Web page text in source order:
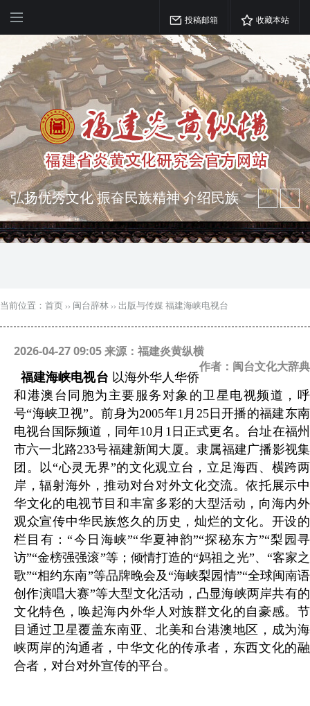
投稿邮箱 收藏本站
弘扬优秀文化 振奋民族精神 介绍民族
瑰宝 宣传中华精英
突出海西特色 报道台港澳侨 坚持古为
当前位置： 首页 ›› 闽台辞林 ›› 出版与传媒 福建海峡电视台
2026-04-27 09:05 来源：福建炎黄纵横
作者：闽台文化大辞典
福建海峡电视台 以海外华人华侨
和港澳台同胞为主要服务对象的卫星电视频道，呼
号“海峡卫视”。前身为2005年1月25日开播的福建东南
电视台国际频道，同年10月1日正式更名。台址在福州
市六一北路233号福建新闻大厦。隶属福建广播影视集
团。以“心灵无界”的文化观立台，立足海西、横跨两
岸，辐射海外，推动对台对外文化交流。依托展示中
华文化的电视节目和丰富多彩的大型活动，向海内外
观众宣传中华民族悠久的历史，灿烂的文化。开设的
栏目有：“今日海峡”“华夏神韵”“探秘东方”“梨园寻
访”“金榜强强滚”等；倾情打造的“妈祖之光”、“客家之
歌”“相约东南”等品牌晚会及“海峡梨园情”“全球闽南语
创作演唱大赛”等大型文化活动，凸显海峡两岸共有的
文化特色，唤起海内外华人对族群文化的自豪感。节
目通过卫星覆盖东南亚、北美和台港澳地区，成为海
峡两岸的沟通者，中华文化的传承者，东西文化的融
合者，对台对外宣传的平台。